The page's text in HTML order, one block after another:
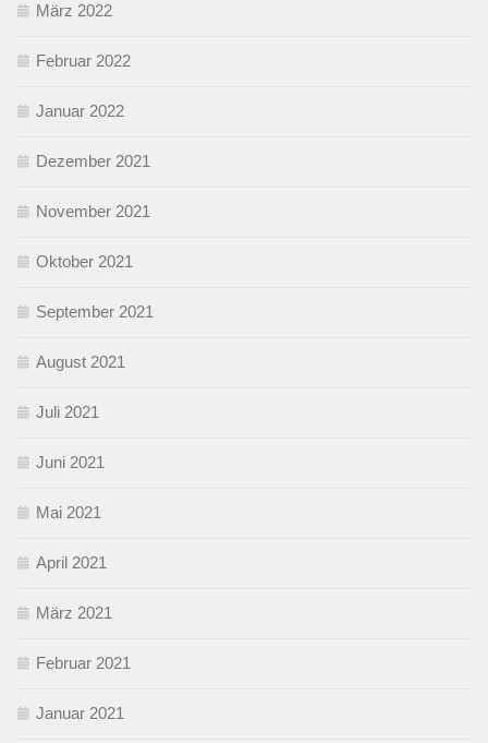
März 2022
Februar 2022
Januar 2022
Dezember 2021
November 2021
Oktober 2021
September 2021
August 2021
Juli 2021
Juni 2021
Mai 2021
April 2021
März 2021
Februar 2021
Januar 2021